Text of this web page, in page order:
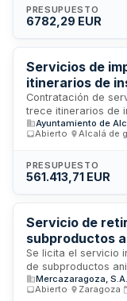
ergonomía,
medicina del
deberá ser una
medios personales
normativa aplicable.
PRESUPUESTO
6782,29 EUR
Servicios de
itinerarios de
ÉFESO
Europeo -
Contratación de
trece itinerarios de
lotes, integrados en
empleo, educación,
en el marco de la
el Ayuntamiento de
acompañamiento
finalización
técnicas y
prescripciones
Ayuntamiento de
Abierto
Alcalá de
PRESUPUESTO
561.413,71 EUR
Servicio de
subproductos
matadero
Se licita el servicio
de subproductos
(SANDACH) de
matadero frigorífico
Mercazaragoza, S.A.
Abierto
Zaragoza